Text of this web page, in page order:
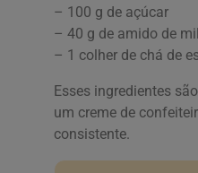
– 100 g de açúcar
– 40 g de amido de
– 1 colher de chá de
Esses ingredientes
um creme de
consistente.